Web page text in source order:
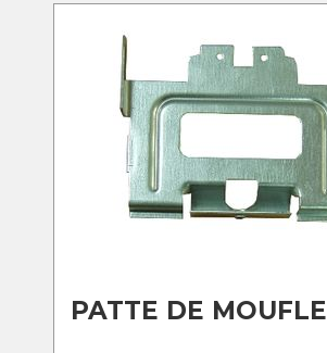
PATTE DE MOUFLE